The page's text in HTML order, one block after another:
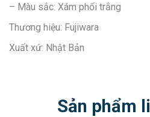
– Màu sắc: Xám phối trắng
Thương hiệu: Fujiwara
Xuất xứ: Nhật Bản
Sản phẩm